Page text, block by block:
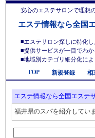
安心のエステサロンで理想
エステ情報なら全国
■エステサロン探しに特化し
■提供サービスが一目でわ
■地域別カテゴリ細分化に
TOP
新規登録 相
エステ情報なら全国エステ
福井県のスパを紹介してい